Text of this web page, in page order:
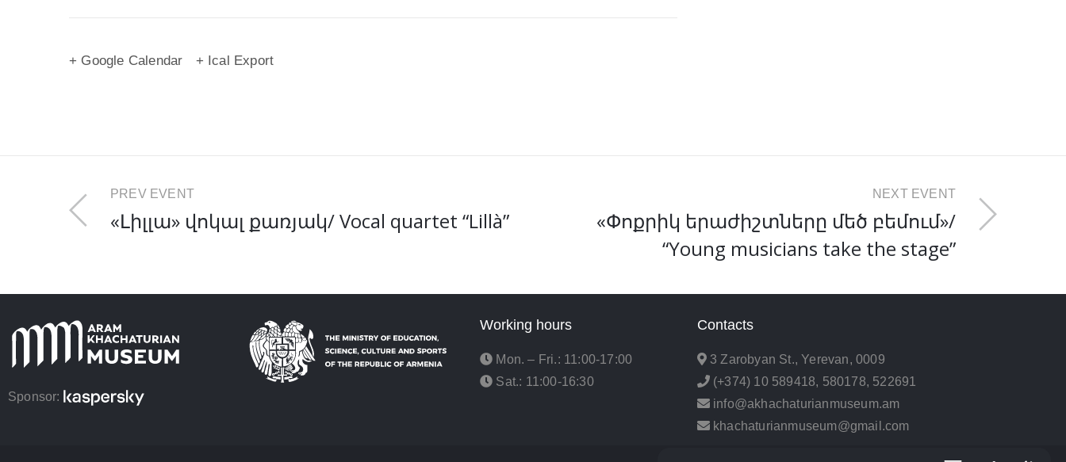
+ Google Calendar + Ical Export
PREV EVENT
«Լիլլա» վոկալ քառյակ/ Vocal quartet “Lillà”
NEXT EVENT
«Փոքրիկ երաժիշտները մեծ բեմում»/
“Young musicians take the stage”
Sponsor:
Working hours
Mon. – Fri.: 11:00-17:00
Sat.: 11:00-16:30
Contacts
3 Zarobyan St., Yerevan, 0009
(+374) 10 589418, 580178, 522691
info@akhachaturianmuseum.am
khachaturianmuseum@gmail.com